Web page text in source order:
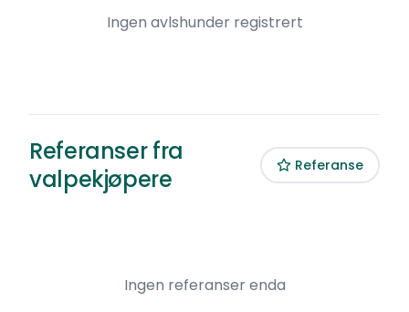
Ingen avlshunder registrert
Referanser fra
valpekjøpere
Referanse
Ingen referanser enda